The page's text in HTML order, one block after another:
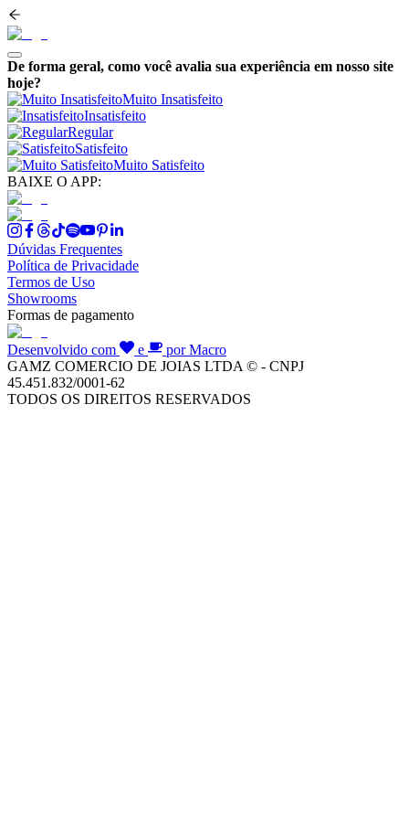
De forma geral, como você avalia sua experiência em nosso site
hoje?
Muito Insatisfeito
Insatisfeito
Regular
Satisfeito
Muito Satisfeito
BAIXE O APP:
Dúvidas Frequentes
Política de Privacidade
Termos de Uso
Showrooms
Formas de pagamento
Desenvolvido com e
por Macro
GAMZ COMERCIO DE JOIAS LTDA © - CNPJ
45.451.832/0001-62
TODOS OS DIREITOS RESERVADOS